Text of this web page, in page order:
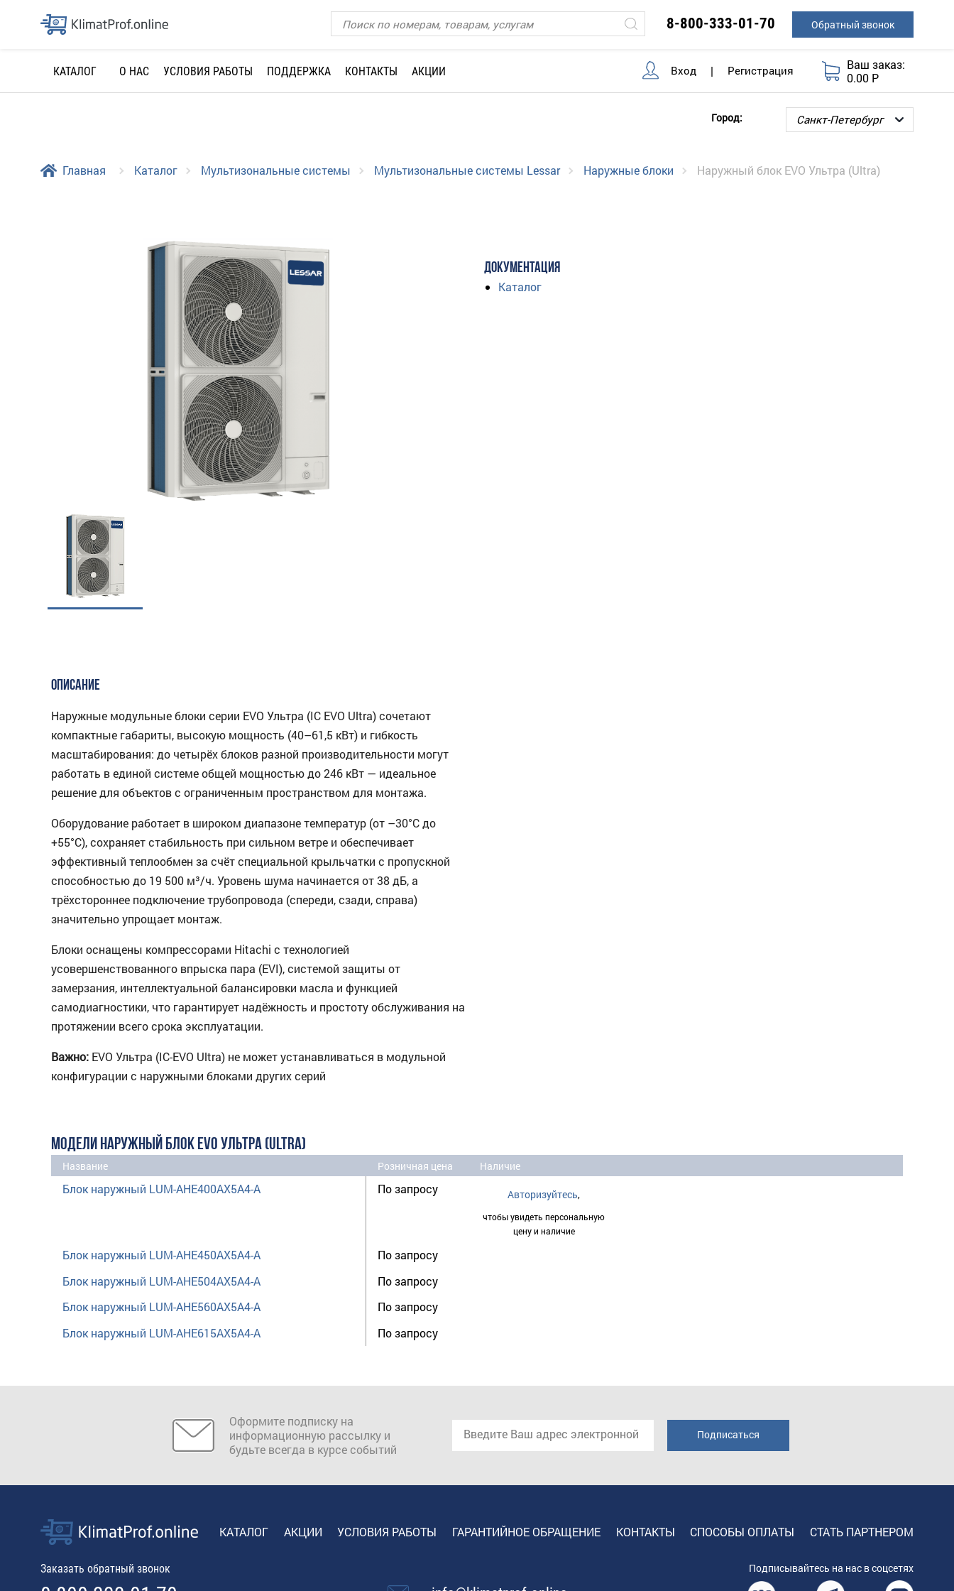
8-800-333-01-70 Обратный звонок
КАТАЛОГ О НАС УСЛОВИЯ РАБОТЫ ПОДДЕРЖКА КОНТАКТЫ АКЦИИ Вход | Регистрация
Ваш заказ:
0.00 Р
Город:
Главная Каталог Мультизональные системы Мультизональные системы Lessar Наружные блоки Наружный блок EVO Ультра (Ultra)
ДОКУМЕНТАЦИЯ
Каталог
ОПИСАНИЕ
Наружные модульные блоки серии EVO Ультра (IC EVO Ultra) сочетают
компактные габариты, высокую мощность (40–61,5 кВт) и гибкость
масштабирования: до четырёх блоков разной производительности могут
работать в единой системе общей мощностью до 246 кВт — идеальное
решение для объектов с ограниченным пространством для монтажа.
Оборудование работает в широком диапазоне температур (от –30°C до
+55°C), сохраняет стабильность при сильном ветре и обеспечивает
эффективный теплообмен за счёт специальной крыльчатки с пропускной
способностью до 19 500 м³/ч. Уровень шума начинается от 38 дБ, а
трёхстороннее подключение трубопровода (спереди, сзади, справа)
значительно упрощает монтаж.
Блоки оснащены компрессорами Hitachi с технологией
усовершенствованного впрыска пара (EVI), системой защиты от
замерзания, интеллектуальной балансировки масла и функцией
самодиагностики, что гарантирует надёжность и простоту обслуживания на
протяжении всего срока эксплуатации.
Важно: EVO Ультра (IC-EVO Ultra) не может устанавливаться в модульной
конфигурации с наружными блоками других серий
МОДЕЛИ НАРУЖНЫЙ БЛОК EVO УЛЬТРА (ULTRA)
Название Розничная цена Наличие
Блок наружный LUM-AHE400AX5A4-А По запросу Авторизуйтесь,
чтобы увидеть персональную
цену и наличие
Блок наружный LUM-AHE450AX5A4-А
По запросу
Блок наружный LUM-AHE504AX5A4-А
По запросу
Блок наружный LUM-AHE560AX5A4-А
По запросу
Блок наружный LUM-AHE615AX5A4-А
По запросу
Оформите подписку на
информационную рассылку и
будьте всегда в курсе событий
КАТАЛОГ АКЦИИ УСЛОВИЯ РАБОТЫ ГАРАНТИЙНОЕ ОБРАЩЕНИЕ КОНТАКТЫ СПОСОБЫ ОПЛАТЫ СТАТЬ ПАРТНЕРОМ
Заказать обратный звонок Подписывайтесь на нас в соцсетях